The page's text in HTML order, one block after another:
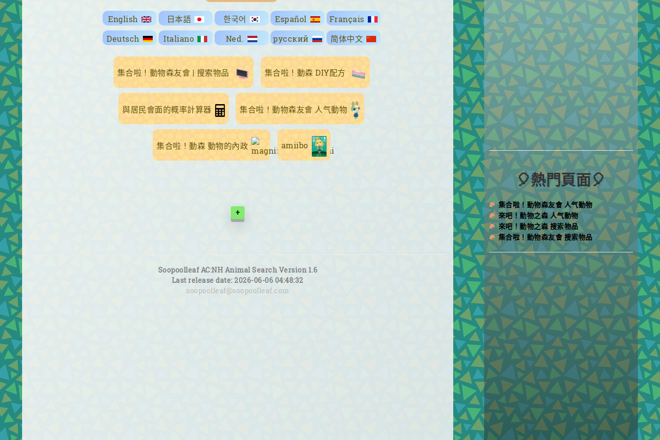
English 日本語 한국어 Español
Français
Deutsch
Italiano Ned. русский 简体中文
集合啦！動物森友會 | 搜索物品 集合啦！動森 DIY配方
與居民會面的概率計算器 集合啦！動物森友會 人气動物
集合啦！動森 動物的內政 amiibo
+
Soopoolleaf AC:NH Animal Search Version 1.6
Last release date: 2026-06-06 04:48:32
soopoolleaf@soopoolleaf.com
🎈熱門頁面🎈
集合啦！動物森友會 人气動物
來吧！動物之森 人气動物
來吧！動物之森 搜索物品
集合啦！動物森友會 搜索物品